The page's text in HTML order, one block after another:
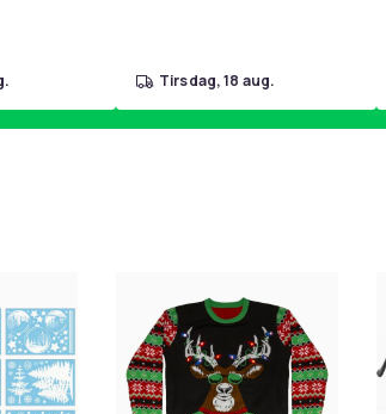
tirsdag, 18 aug.